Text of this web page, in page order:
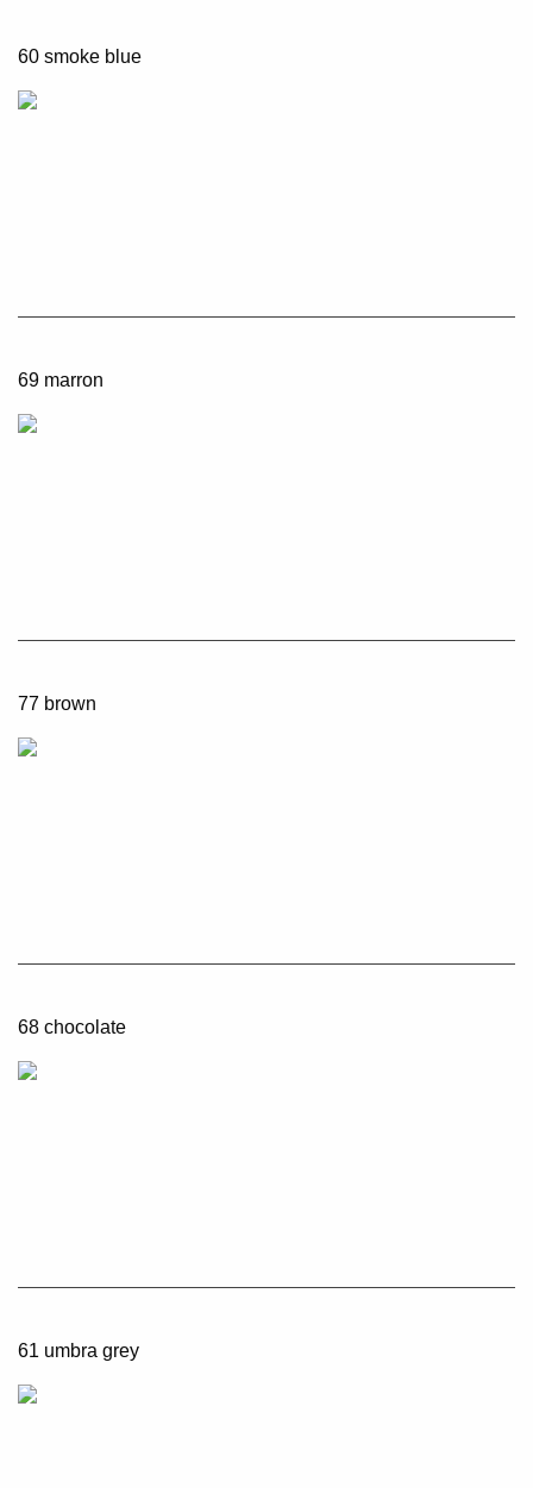
60 smoke blue
69 marron
77 brown
68 chocolate
61 umbra grey